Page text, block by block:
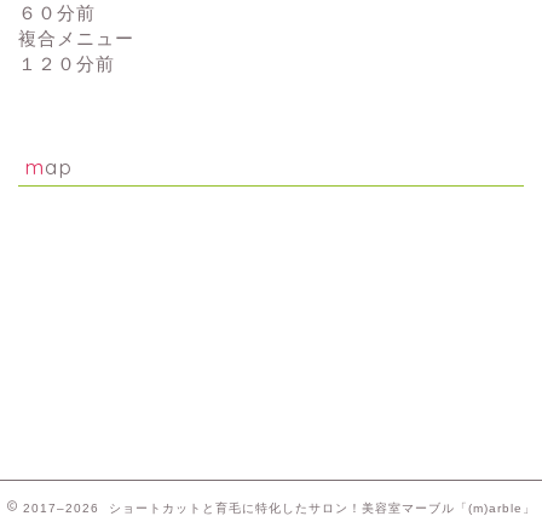
６０分前
複合メニュー
１２０分前
map
2017–2026 ショートカットと育毛に特化したサロン！美容室マーブル「(m)arble」